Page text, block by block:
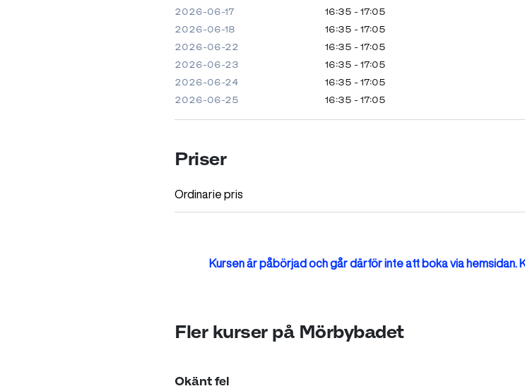
2026-06-17
16:35 - 17:05
2026-06-18
16:35 - 17:05
2026-06-22
16:35 - 17:05
2026-06-23
16:35 - 17:05
2026-06-24
16:35 - 17:05
2026-06-25
16:35 - 17:05
Priser
Ordinarie pris
Kursen är påbörjad och går därför inte att boka via hemsidan.
Fler kurser på Mörbybadet
Okänt fel